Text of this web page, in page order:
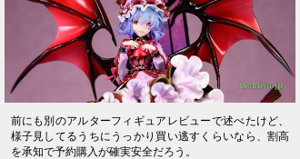
前にも別のアルターフィギュアレビューで述べたけど、
様子見してるうちにうっかり買い逃すくらいなら、割高
を承知で予約購入が確実安全だろう。